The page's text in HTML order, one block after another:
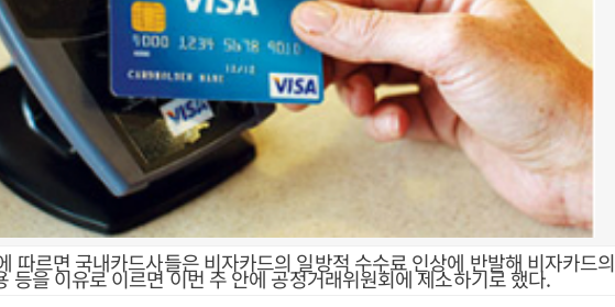
따르면 국내카드사들은 비자카드의 일방적 수수료 인상에 반발해 비자카드의
등을 이유로 이르면 이번 주 안에 공정거래위원회에 제소하기로 했다.